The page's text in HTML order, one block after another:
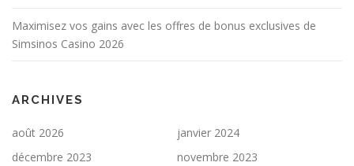
Maximisez vos gains avec les offres de bonus exclusives de
Simsinos Casino 2026
ARCHIVES
août 2026
janvier 2024
décembre 2023
novembre 2023